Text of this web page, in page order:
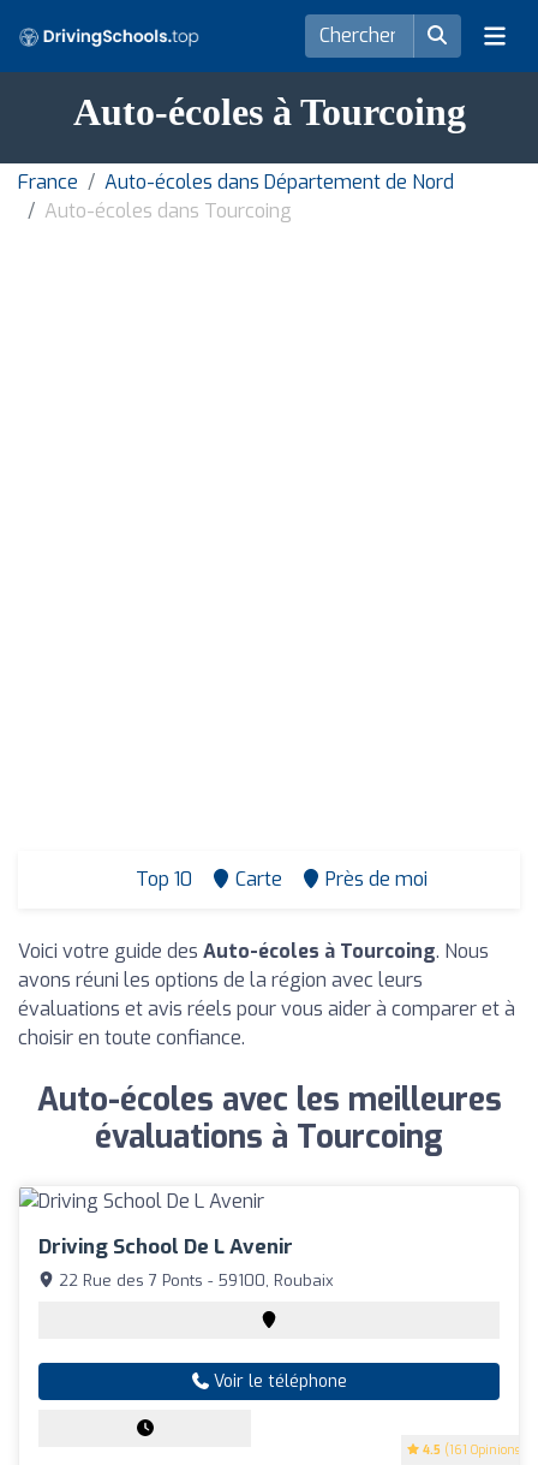
Auto-écoles à Tourcoing
France
Auto-écoles dans Département de Nord
Auto-écoles dans Tourcoing
Top 10 Carte Près de moi
Voici votre guide des Auto-écoles à Tourcoing. Nous
avons réuni les options de la région avec leurs
évaluations et avis réels pour vous aider à comparer et à
choisir en toute confiance.
Auto-écoles avec les meilleures
évaluations à Tourcoing
Driving School De L Avenir
4.5 (161 Opinions)
22 Rue des 7 Ponts - 59100, Roubaix
Voir le téléphone